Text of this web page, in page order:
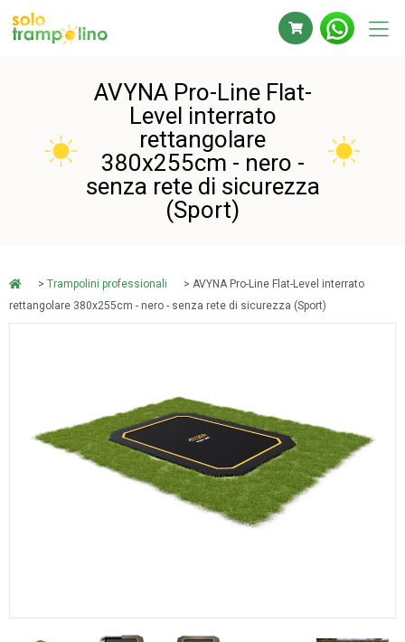
AVYNA Pro-Line Flat-
Level interrato
rettangolare
380x255cm - nero -
senza rete di sicurezza
(Sport)
> Trampolini professionali
> AVYNA Pro-Line Flat-Level interrato
rettangolare 380x255cm - nero - senza rete di sicurezza (Sport)